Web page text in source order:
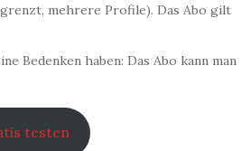
mehrere Profile). Das Abo gilt
Bedenken haben: Das Abo kann man
testen